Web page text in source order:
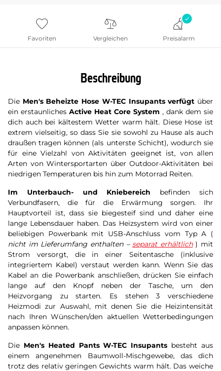
Favoriten Vergleichen Preisalarm
Beschreibung
Die Men's Beheizte Hose W-TEC Insupants verfügt über
ein erstaunliches Active Heat Core System , dank dem sie
dich auch bei kältestem Wetter warm hält. Diese Hose ist
extrem vielseitig, so dass Sie sie sowohl zu Hause als auch
draußen tragen können (als unterste Schicht), wodurch sie
für eine Vielzahl von Aktivitäten geeignet ist, von allen
Arten von Wintersportarten über Outdoor-Aktivitäten bei
niedrigen Temperaturen bis hin zum Motorrad Reiten.
Im Unterbauch- und Kniebereich befinden sich
Verbundfasern, die für die Erwärmung sorgen. Ihr
Hauptvorteil ist, dass sie biegesteif sind und daher eine
lange Lebensdauer haben. Das Heizsystem wird von einer
beliebigen Powerbank mit USB-Anschluss vom Typ A (
nicht im Lieferumfang enthalten –separat erhältlich) mit
Strom versorgt, die in einer Seitentasche (inklusive
integriertem Kabel) verstaut werden kann. Wenn Sie das
Kabel an die Powerbank anschließen, drücken Sie einfach
lange auf den Knopf neben der Tasche, um den
Heizvorgang zu starten. Es stehen 3 verschiedene
Heizmodi zur Auswahl, mit denen Sie die Heizintensität
nach Ihren Wünschen/den aktuellen Wetterbedingungen
anpassen können.
Die Men's Heated Pants W-TEC Insupants besteht aus
einem angenehmen Baumwoll-Mischgewebe, das dich
trotz des relativ geringen Gewichts warm hält. Das weiche